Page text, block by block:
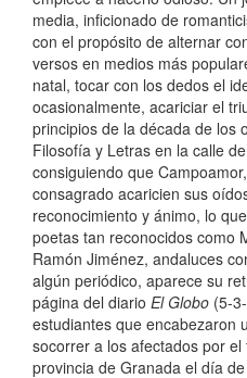
media, inficionado de
con el propósito de alternar
versos en medios más
natal, tocar con los dedos el
ocasionalmente, acariciar el
principios de la década de los
Filosofía y Letras en la calle
consiguiendo que
consagrado acaricien sus
reconocimiento y ánimo, lo
poetas tan reconocidos como
Ramón Jiménez, andaluces
algún periódico, aparece su
página del diario El Globo (5-
estudiantes que encabezaron
socorrer a los afectados por
provincia de Granada el día